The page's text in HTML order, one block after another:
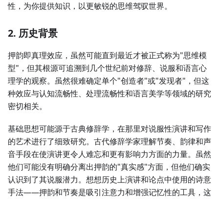
性，为你提供知识，以更敏锐的思维驾驭世界。
2. 历史背景
押韵即真理效应，虽然可能直到最近才被正式称为"思维模
型"，但其根源可追溯到几个世纪前对修辞、说服和语言心
理学的观察。虽然很难确定单个"创造者"或"发现者"，但这
种效应与认知流畅性、处理流畅性和语言美学等领域的研究
密切相关。
基础思想可能源于古典修辞学，在那里对说服性演讲和写作
的艺术进行了细致研究。古代修辞学家理解节奏、韵律和声
音手段在使演讲更令人难忘和更有影响力方面的力量。虽然
他们可能没有明确分离出押韵的"真实感"方面，但他们确实
认识到了其说服潜力。想想历史上演讲和论点中使用的诗意
手法——押韵和节奏是吸引注意力和增强记忆性的工具，这